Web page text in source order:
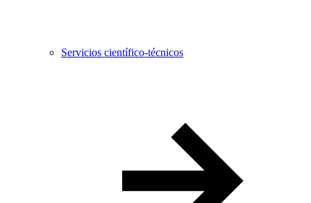
Servicios científico-técnicos